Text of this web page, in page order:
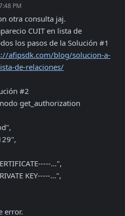
PM
otra consulta jaj.
CUIT en lista de
los pasos de la Solución #1
afipsdk.com/blog/solucion-a-
de-relaciones/
#2
get_authorization
error.